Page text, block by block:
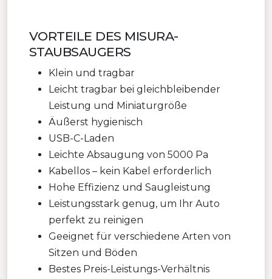
VORTEILE DES MISURA-
STAUBSAUGERS
Klein und tragbar
Leicht tragbar bei gleichbleibender
Leistung und Miniaturgröße
Äußerst hygienisch
USB-C-Laden
Leichte Absaugung von 5000 Pa
Kabellos – kein Kabel erforderlich
Hohe Effizienz und Saugleistung
Leistungsstark genug, um Ihr Auto
perfekt zu reinigen
Geeignet für verschiedene Arten von
Sitzen und Böden
Bestes Preis-Leistungs-Verhältnis